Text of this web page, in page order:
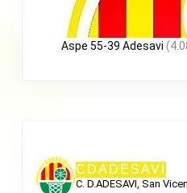
Aspe 55-39 Adesavi
CDADESAVI
C. D.ADESAVI, San